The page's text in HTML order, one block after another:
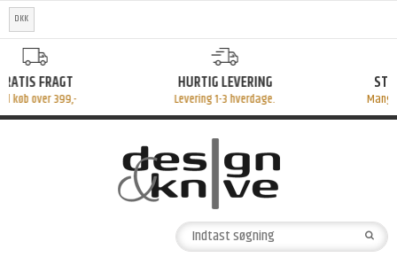
DKK
HURTIG LEVERING
Levering 1-3 hverdage.
STORT UDVALG
Mange fine produkter